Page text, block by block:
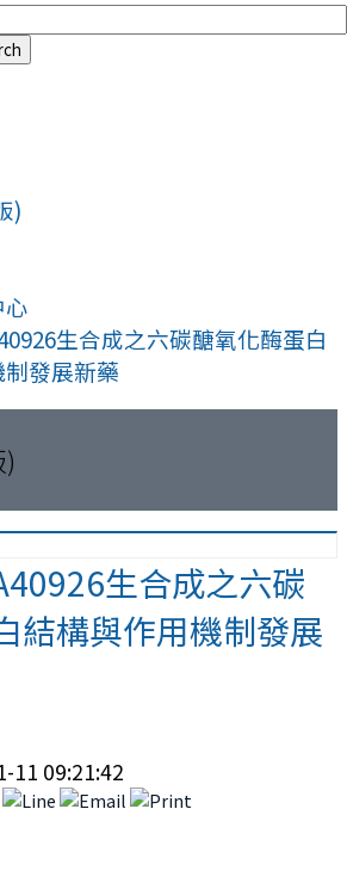
)
生合成之六碳醣氧化酶蛋白
發展新藥
生合成之六碳
結構與作用機制發展
11 09:21:42